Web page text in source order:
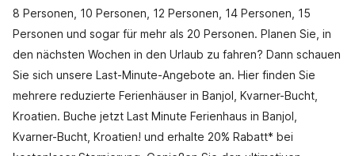
8 Personen, 10 Personen, 12 Personen, 14 Personen, 15
Personen und sogar für mehr als 20 Personen. Planen Sie, in
den nächsten Wochen in den Urlaub zu fahren? Dann schauen
Sie sich unsere Last-Minute-Angebote an. Hier finden Sie
mehrere reduzierte Ferienhäuser in Banjol, Kvarner-Bucht,
Kroatien. Buche jetzt Last Minute Ferienhaus in Banjol,
Kvarner-Bucht, Kroatien! und erhalte 20% Rabatt* bei